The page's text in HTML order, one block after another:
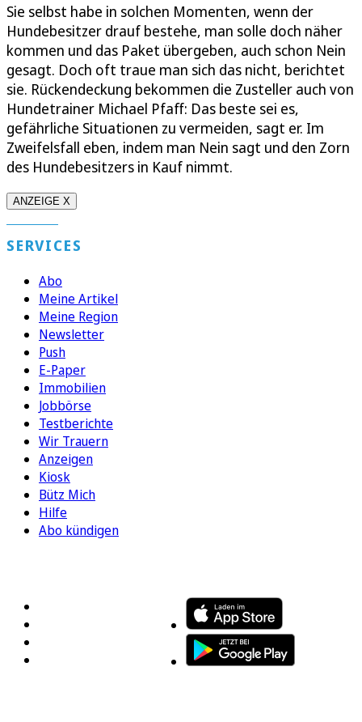
Sie selbst habe in solchen Momenten, wenn der
Hundebesitzer drauf bestehe, man solle doch näher
kommen und das Paket übergeben, auch schon Nein
gesagt. Doch oft traue man sich das nicht, berichtet
sie. Rückendeckung bekommen die Zusteller auch von
Hundetrainer Michael Pfaff: Das beste sei es,
gefährliche Situationen zu vermeiden, sagt er. Im
Zweifelsfall eben, indem man Nein sagt und den Zorn
des Hundebesitzers in Kauf nimmt.
ANZEIGE X
SERVICES
Abo
Meine Artikel
Meine Region
Newsletter
Push
E-Paper
Immobilien
Jobbörse
Testberichte
Wir Trauern
Anzeigen
Kiosk
Bütz Mich
Hilfe
Abo kündigen